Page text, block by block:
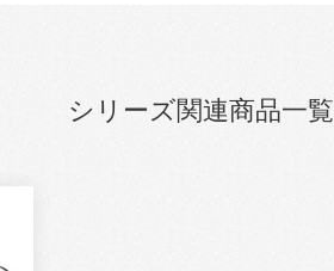
シリーズ関連商品一覧